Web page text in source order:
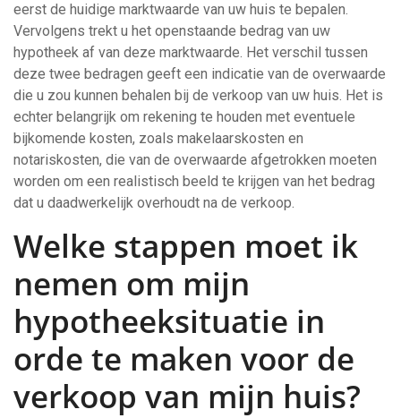
eerst de huidige marktwaarde van uw huis te bepalen.
Vervolgens trekt u het openstaande bedrag van uw
hypotheek af van deze marktwaarde. Het verschil tussen
deze twee bedragen geeft een indicatie van de overwaarde
die u zou kunnen behalen bij de verkoop van uw huis. Het is
echter belangrijk om rekening te houden met eventuele
bijkomende kosten, zoals makelaarskosten en
notariskosten, die van de overwaarde afgetrokken moeten
worden om een realistisch beeld te krijgen van het bedrag
dat u daadwerkelijk overhoudt na de verkoop.
Welke stappen moet ik
nemen om mijn
hypotheeksituatie in
orde te maken voor de
verkoop van mijn huis?